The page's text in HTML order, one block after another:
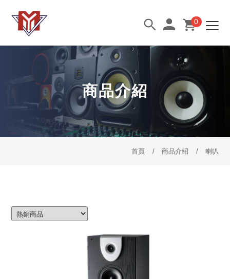
0
商品介紹
首頁 商品介紹 喇叭